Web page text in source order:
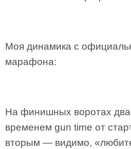
Моя динамика с
марафона:
На финишных воротах
временем gun time от
вторым — видимо,